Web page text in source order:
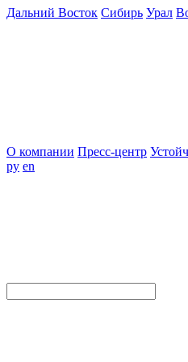
Дальний Восток Сибирь Урал
О компании Пресс-центр
ру en